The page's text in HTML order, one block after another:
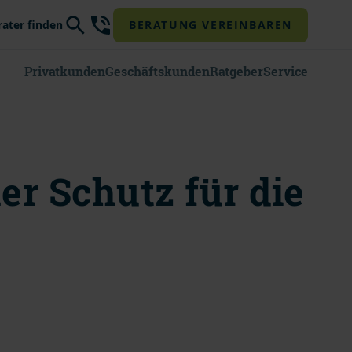
finden BERATUNG VEREINBAREN
PrivatkundenGeschäftskundenRatgeberService
Schutz für die